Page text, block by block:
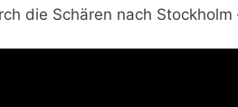
die Schären nach